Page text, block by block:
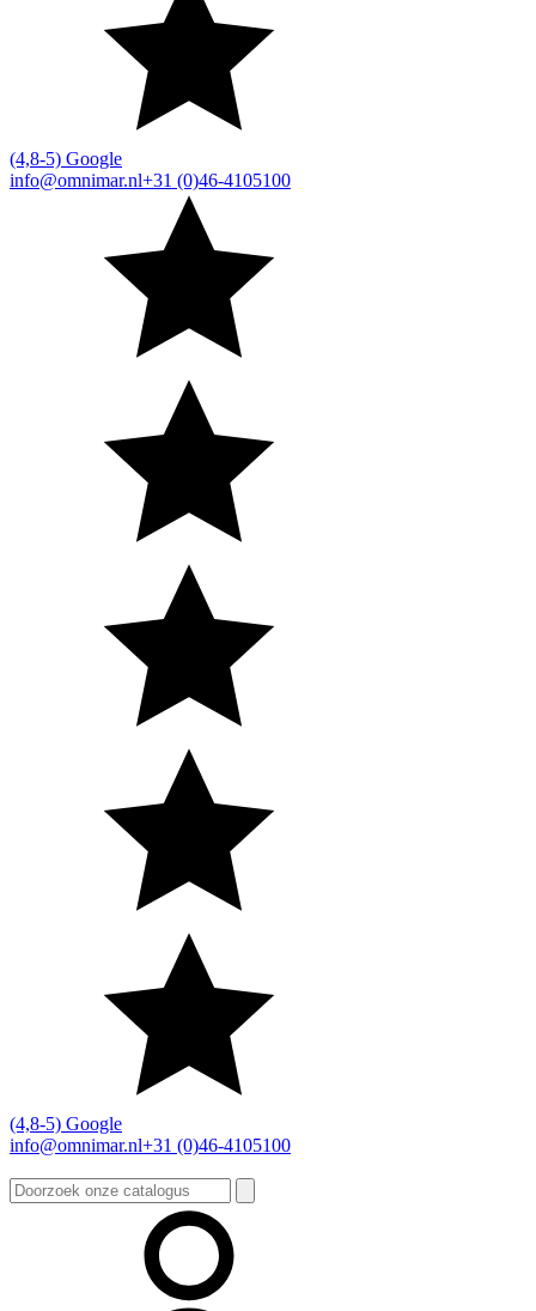
(4,8-5) Google
info@omnimar.nl+31 (0)46-4105100
(4,8-5) Google
info@omnimar.nl+31 (0)46-4105100
Zoeken
naar: